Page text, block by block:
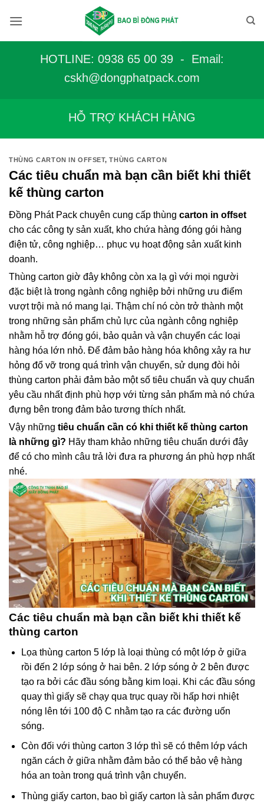
qua
HOTLINE: 0938 65 00 39 - Email:
cskh@dongphatpack.com
HỖ TRỢ KHÁCH HÀNG
THÙNG CARTON IN OFFSET,THÙNG CARTON
Các tiêu chuẩn mà bạn cần biết khi thiết
kế thùng carton
Đồng Phát Pack chuyên cung cấp thùng carton in offset
cho các công ty sản xuất, kho chứa hàng đóng gói hàng
điện tử, công nghiệp… phục vụ hoạt động sản xuất kinh
doanh.
Thùng carton giờ đây không còn xa lạ gì với mọi người
đặc biệt là trong ngành công nghiệp bởi những ưu điểm
vượt trội mà nó mang lại. Thậm chí nó còn trở thành một
trong những sản phẩm chủ lực của ngành công nghiệp
nhằm hỗ trợ đóng gói, bảo quản và vận chuyển các loại
hàng hóa lớn nhỏ. Để đảm bảo hàng hóa không xảy ra hư
hỏng đổ vỡ trong quá trình vận chuyển, sử dụng đòi hỏi
thùng carton phải đảm bảo một số tiêu chuẩn và quy chuẩn
yêu cầu nhất định phù hợp với từng sản phẩm mà nó chứa
đựng bên trong đảm bảo tương thích nhất.
Vậy những tiêu chuẩn cần có khi thiết kế thùng carton
là những gì? Hãy tham khảo những tiêu chuẩn dưới đây
để có cho mình câu trả lời đưa ra phương án phù hợp nhất
nhé.
Các tiêu chuẩn mà bạn cần biết khi thiết kế
thùng carton
Lọa thùng carton 5 lớp là loại thùng có một lớp ở giữa
rồi đến 2 lớp sóng ở hai bên. 2 lớp sóng ở 2 bên được
tạo ra bởi các đầu sóng bằng kim loại. Khi các đầu sóng
quay thì giấy sẽ chạy qua trục quay rồi hấp hơi nhiệt
nóng lên tới 100 độ C nhằm tạo ra các đường uốn
sóng.
Còn đối với thùng carton 3 lớp thì sẽ có thêm lớp vách
ngăn cách ở giữa nhằm đảm bảo có thể bảo vệ hàng
hóa an toàn trong quá trình vận chuyển.
Thùng giấy carton, bao bì giấy carton là sản phẩm được